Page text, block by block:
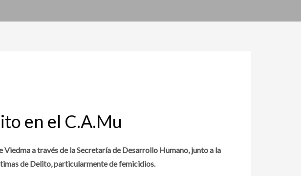
en el C.A.Mu
a través de la Secretaría de Desarrollo Humano, junto a la
de Delito, particularmente de femicidios.